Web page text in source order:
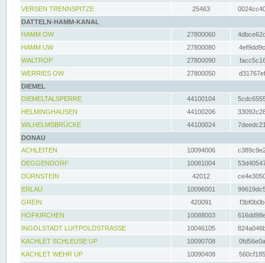
VERSEN TRENNSPITZE
25463
DATTELN-HAMM-KANAL
HAMM OW
27800060
HAMM UW
27800080
WALTROP
27800090
WERRIES OW
27800050
DIEMEL
DIEMELTALSPERRE
44100104
HELMINGHAUSEN
44100206
WILHELMSBRÜCKE
44100024
DONAU
ACHLEITEN
10094006
DEGGENDORF
10081004
DÜRNSTEIN
42012
ERLAU
10096001
GREIN
420091
HOFKIRCHEN
10088003
INGOLSTADT LUITPOLDSTRASSE
10046105
KACHLET SCHLEUSE UP
10090708
KACHLET WEHR UP
10090408